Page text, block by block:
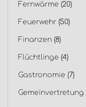
Fernwärme (20)
Feuerwehr (50)
Finanzen (8)
Flüchtlinge (4)
Gastronomie (7)
Gemeinvertretung